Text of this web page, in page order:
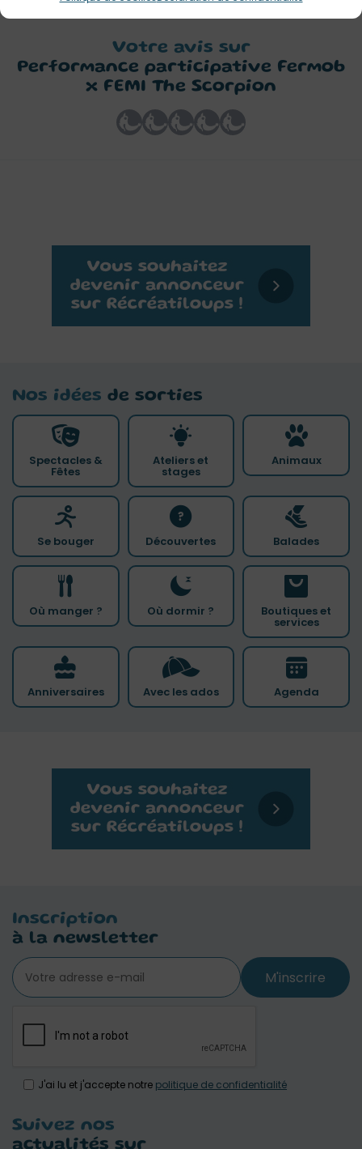
Votre avis sur
Performance participative Fermob
x FEMI The Scorpion
Nos idées de sorties
Spectacles &
Fêtes
Ateliers et
stages
Animaux
Se bouger Découvertes Balades
Où manger ? Où dormir ? Boutiques et
services
Anniversaires Avec les ados Agenda
Inscription
à la newsletter
M'inscrire
J'ai lu et j'accepte notre politique de confidentialité
Suivez nos
actualités sur